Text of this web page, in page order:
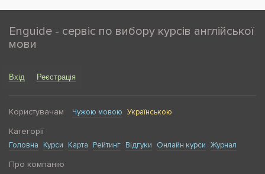
Enguide - сервіс по вибору курсів англійської
мови
Вхід Реєстрація
Користувачам Чужою мовою Українською
Категорії
Головна Курси Карта Рейтинг Відгуки Онлайн курси Журнал
Про компанію